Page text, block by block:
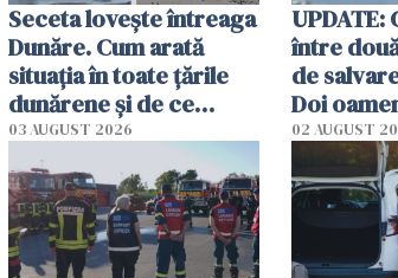
Seceta lovește întreaga
Dunăre. Cum arată
situația în toate țările
dunărene și de ce
România resimte
efectele, deși a plouat
în iulie
03 AUGUST 2026
UPDATE:
între
de
Doi
02 AUGUST